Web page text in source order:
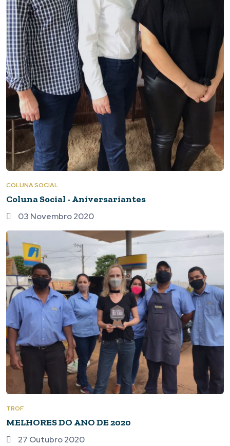
COLUNA SOCIAL
Coluna Social - Aniversariantes
03 Novembro 2020
TROF
MELHORES DO ANO DE 2020
27 Outubro 2020